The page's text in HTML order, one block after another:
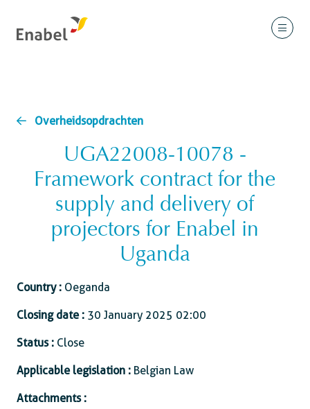
Overheidsopdrachten
UGA22008-10078 -
Framework contract for the
supply and delivery of
projectors for Enabel in
Uganda
Country : Oeganda
Closing date : 30 January 2025 02:00
Status : Close
Applicable legislation : Belgian Law
Attachments :